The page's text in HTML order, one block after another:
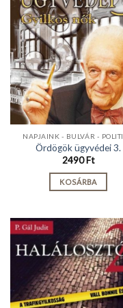
NAPJAINK - BULVÁR -
Ördögök ügyvédei 3.
2490Ft
KOSÁRBA